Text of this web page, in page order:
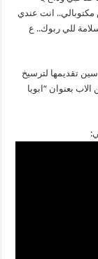
انت عندي
للي ربوك.. ع
تقديمها لترسيخ
بعنوان “ابويا